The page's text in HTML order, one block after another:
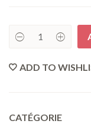
Kombucha
33ADD TO
CATÉGORIE